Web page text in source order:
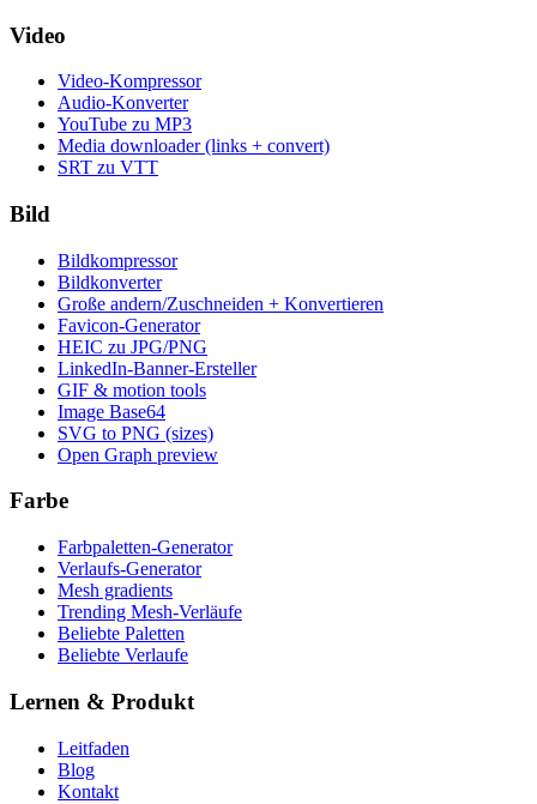
Video
Video-Kompressor
Audio-Konverter
YouTube zu MP3
Media downloader (links + convert)
SRT zu VTT
Bild
Bildkompressor
Bildkonverter
Große andern/Zuschneiden + Konvertieren
Favicon-Generator
HEIC zu JPG/PNG
LinkedIn-Banner-Ersteller
GIF & motion tools
Image Base64
SVG to PNG (sizes)
Open Graph preview
Farbe
Farbpaletten-Generator
Verlaufs-Generator
Mesh gradients
Trending Mesh-Verläufe
Beliebte Paletten
Beliebte Verlaufe
Lernen & Produkt
Leitfaden
Blog
Kontakt